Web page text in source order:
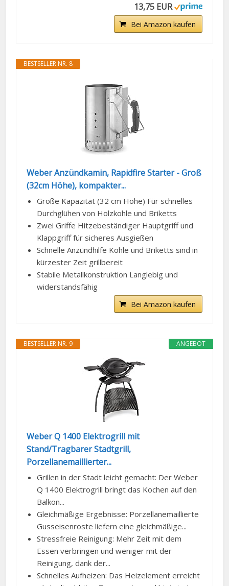
13,75 EUR
Bei Amazon kaufen
BESTSELLER NR. 8
Weber Anzündkamin, Rapidfire Starter - Groß
(32cm Höhe), kompakter...
Große Kapazität (32 cm Höhe) Für schnelles
Durchglühen von Holzkohle und Briketts
Zwei Griffe Hitzebeständiger Hauptgriff und
Klappgriff für sicheres Ausgießen
Schnelle Anzündhilfe Kohle und Briketts sind in
kürzester Zeit grillbereit
Stabile Metallkonstruktion Langlebig und
widerstandsfähig
Bei Amazon kaufen
ANGEBOT
BESTSELLER NR. 9
Weber Q 1400 Elektrogrill mit
Stand/Tragbarer Stadtgrill,
Porzellanemaillierter...
Grillen in der Stadt leicht gemacht: Der Weber
Q 1400 Elektrogrill bringt das Kochen auf den
Balkon...
Gleichmäßige Ergebnisse: Porzellanemaillierte
Gusseisenroste liefern eine gleichmäßige...
Stressfreie Reinigung: Mehr Zeit mit dem
Essen verbringen und weniger mit der
Reinigung, dank der...
Schnelles Aufheizen: Das Heizelement erreicht